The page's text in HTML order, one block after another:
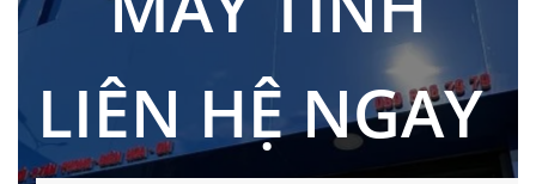
LIÊN HỆ NGAY